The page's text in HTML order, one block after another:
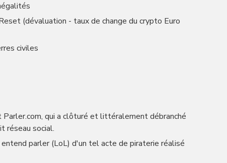
(dévaluation - taux de change du crypto Euro
civiles
qui a clôturé et littéralement débranché
réseau social.
parler (LoL) d'un tel acte de piraterie réalisé